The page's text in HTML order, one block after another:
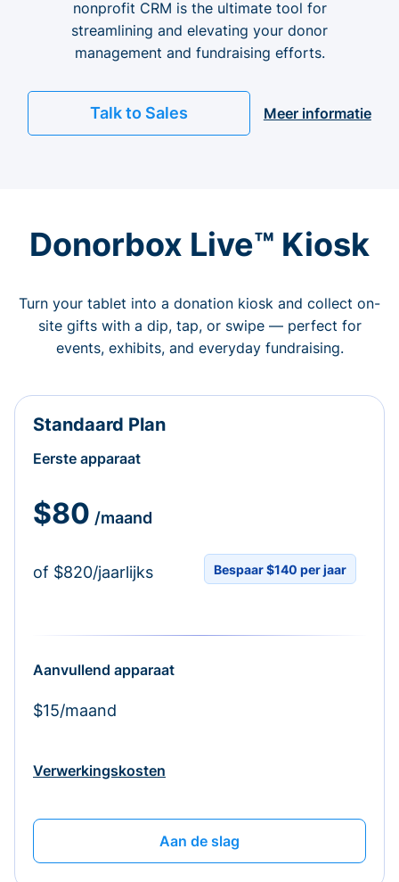
nonprofit CRM is the ultimate tool for
streamlining and elevating your donor
management and fundraising efforts.
Talk to Sales Meer informatie
Donorbox Live™ Kiosk
Turn your tablet into a donation kiosk and collect on-
site gifts with a dip, tap, or swipe — perfect for
events, exhibits, and everyday fundraising.
Standaard Plan
Eerste apparaat
$80 /maand
of $820/jaarlijks Bespaar $140 per jaar
Aanvullend apparaat
$15/maand
Verwerkingskosten
Aan de slag